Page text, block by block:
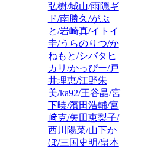
弘樹/城山/雨隠ギ
ド/南勝久/がぶ
と/岩崎真/イトイ
圭/うらのりつ/か
ねもと/シバタヒ
カリ/かっぴー/戸
井理恵/江野朱
美/ka92/王谷晶/宮
下暁/濱田浩輔/宮
﨑克/矢田恵梨子/
西川陽菜/山下か
ぼ/三国史明/畠本